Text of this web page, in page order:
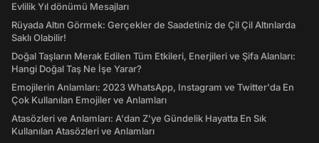
Evlilik Yıl dönümü Mesajları
Rüyada Altın Görmek: Gerçekler de Saadetiniz de Çil Çil Altınlarda
Saklı Olabilir!
Doğal Taşların Merak Edilen Tüm Etkileri, Enerjileri ve Şifa Alanları:
Hangi Doğal Taş Ne İşe Yarar?
Emojilerin Anlamları: 2023 WhatsApp, Instagram ve Twitter'da En
Çok Kullanılan Emojiler ve Anlamları
Atasözleri ve Anlamları: A'dan Z'ye Gündelik Hayatta En Sık
Kullanılan Atasözleri ve Anlamları